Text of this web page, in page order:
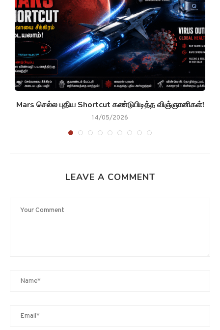
Mars செல்ல புதிய Shortcut கண்டுபிடித்த விஞ்ஞானிகள்!
14/05/2026
LEAVE A COMMENT